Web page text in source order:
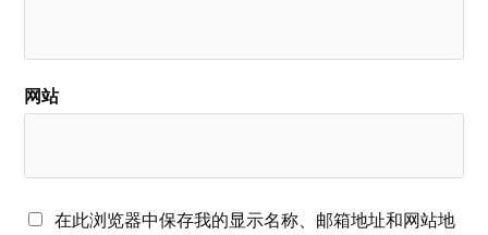
网站
在此浏览器中保存我的显示名称、邮箱地址和网站地